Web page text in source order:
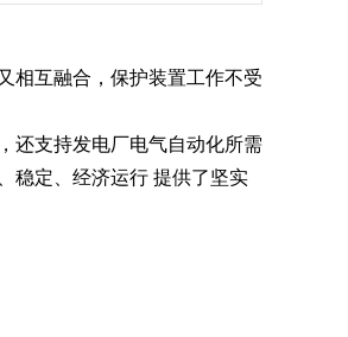
相互融合，保护装置工作不受
还支持发电厂电气自动化所需
稳定、经济运行 提供了坚实